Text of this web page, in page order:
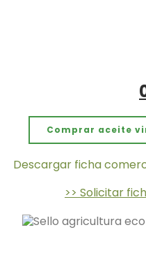
Comprar aceite
Descargar ficha
>> Solicitar